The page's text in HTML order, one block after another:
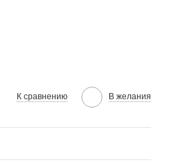
К сравнению В желания